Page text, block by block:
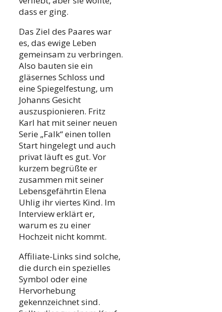
dass er ging.
Das Ziel des Paares war
es, das ewige Leben
gemeinsam zu verbringen.
Also bauten sie ein
gläsernes Schloss und
eine Spiegelfestung, um
Johanns Gesicht
auszuspionieren. Fritz
Karl hat mit seiner neuen
Serie „Falk“ einen tollen
Start hingelegt und auch
privat läuft es gut. Vor
kurzem begrüßte er
zusammen mit seiner
Lebensgefährtin Elena
Uhlig ihr viertes Kind. Im
Interview erklärt er,
warum es zu einer
Hochzeit nicht kommt.
Affiliate-Links sind solche,
die durch ein spezielles
Symbol oder eine
Hervorhebung
gekennzeichnet sind.